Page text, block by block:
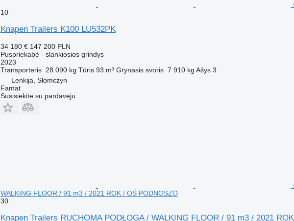
10
Knapen Trailers K100 LU532PK
34 180 € 147 200 PLN
Puspriekabė - slankiosios grindys
2023
Transporteris 28 090 kg Tūris 93 m³ Grynasis svoris 7 910 kg Ašys 3
Lenkija, Słomczyn
Famat
Susisiekite su pardavėju
WALKING FLOOR / 91 m3 / 2021 ROK / OŚ PODNOSZO
30
Knapen Trailers RUCHOMA PODŁOGA / WALKING FLOOR / 91 m3 / 2021